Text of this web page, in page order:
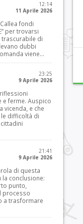
12:14
11 Aprile 2026
fondi
per trovarsi
trascurabile di
dubbi
viene...
23:25
9 Aprile 2026
e ferme. Auspico
vicenda, e che
difficoltà di
21:41
9 Aprile 2026
di questa
conclusione:
punto,
processo
a trasformare